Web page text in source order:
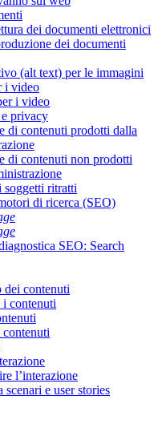
dei documenti elettronici
dei documenti
(alt text) per le immagini
i video
i video
privacy
di contenuti prodotti dalla
di contenuti non prodotti
soggetti ritratti
di ricerca (SEO)
SEO: Search
dei contenuti
contenuti
l’interazione
e user stories